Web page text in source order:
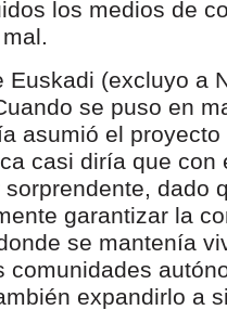
los medios de
(excluyo a
se puso en
asumió el proyecto
casi diría que con
dado
garantizar la
se mantenía
comunidades
expandirlo a